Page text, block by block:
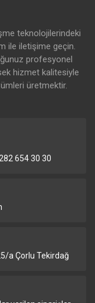
Portu)
Var
teknolojilerindeki
ile iletişime geçin.
profesyonel
hizmet kalitesiyle
üretmektir.
654 30 30
a Çorlu Tekirdağ